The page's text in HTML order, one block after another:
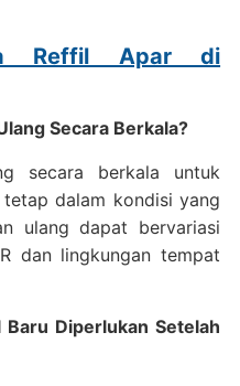
Reffil Apar di
Secara Berkala?
secara berkala untuk
dalam kondisi yang
ulang dapat bervariasi
dan lingkungan tempat
Diperlukan Setelah